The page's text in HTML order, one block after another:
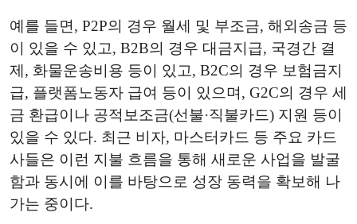
예를 들면, P2P의 경우 월세 및 부조금, 해외송금 등
이 있을 수 있고, B2B의 경우 대금지급, 국경간 결
제, 화물운송비용 등이 있고, B2C의 경우 보험금지
급, 플랫폼노동자 급여 등이 있으며, G2C의 경우 세
금 환급이나 공적보조금(선불·직불카드) 지원 등이
있을 수 있다. 최근 비자, 마스터카드 등 주요 카드
사들은 이런 지불 흐름을 통해 새로운 사업을 발굴
함과 동시에 이를 바탕으로 성장 동력을 확보해 나
가는 중이다.